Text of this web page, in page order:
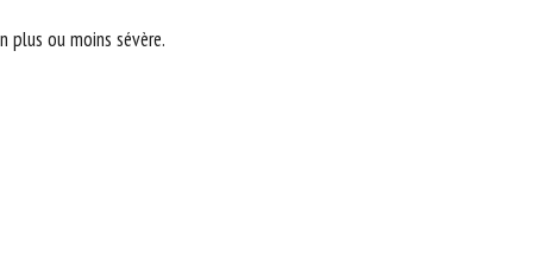
plus ou moins sévère.